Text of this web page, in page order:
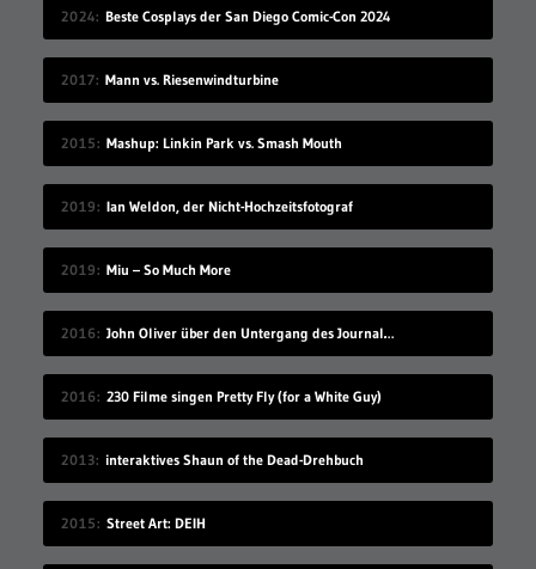
2024 Beste Cosplays der San Diego Comic-Con 2024
2017 Mann vs. Riesenwindturbine
2015 Mashup: Linkin Park vs. Smash Mouth
2019 Ian Weldon, der Nicht-Hochzeitsfotograf
2019 Miu – So Much More
2016 John Oliver über den Untergang des Journalismus
2016 230 Filme singen Pretty Fly (for a White Guy)
2013 interaktives Shaun of the Dead-Drehbuch
2015 Street Art: DEIH